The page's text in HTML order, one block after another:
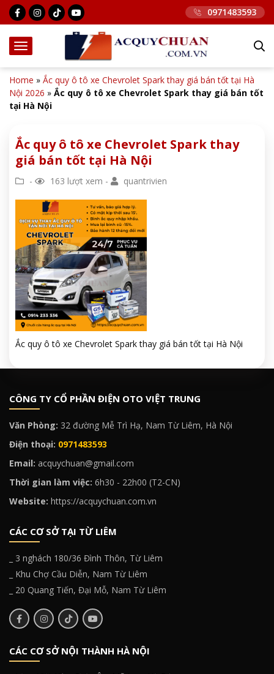
0971483593
Home » Ắc quy ô tô xe Chevrolet Spark thay giá bán tốt tại Hà
Nội 2026 » Ắc quy ô tô xe Chevrolet Spark thay giá bán tốt
tại Hà Nội
Ắc quy ô tô xe Chevrolet Spark thay
giá bán tốt tại Hà Nội
- 163 lượt xem - quantrivien
Ắc quy ô tô xe Chevrolet Spark thay giá bán tốt tại Hà Nội
CÔNG TY CỔ PHẦN ĐIỆN OTO VIỆT TRUNG
Văn Phòng: 32 đường Mễ Trì Hạ, Nam Từ Liêm, Hà Nội
Điện thoại: 0971483593
Email: acquychuan@gmail.com
Thời gian làm việc: 6h30 - 22h00 (T2-CN)
Website: https://acquychuan.com.vn
CÁC CƠ SỞ TẠI TỪ LIÊM
_ 3 nghách 180/36 Đình Thôn, Từ Liêm
_ Khu Chợ Cầu Diễn, Nam Từ Liêm
_ 20 Quang Tiến, Đại Mỗ, Nam Từ Liêm
CÁC CƠ SỞ NỘI THÀNH HÀ NỘI